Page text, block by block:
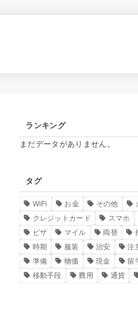
ランキング
まだデータがありません。
タグ
WiFi お金 その他
クレジットカード
スマホ
ビザ
マイル 両替
時期
服装 治安 注
準備
物価 現金 留
移動手段
費用 通貨